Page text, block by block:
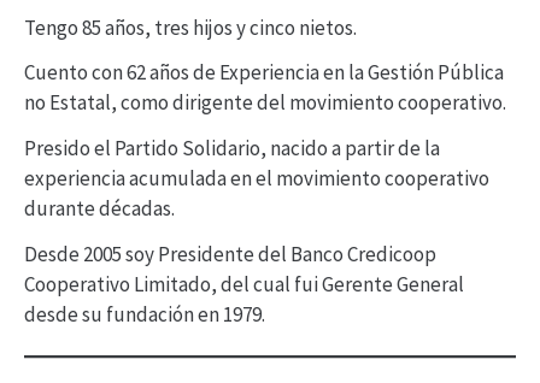
o
r
d
e
v
d
e
o
Tengo 85 años, tres hijos y cinco nietos.
Cuento con 62 años de Experiencia en la Gestión Pública
no Estatal, como dirigente del movimiento cooperativo.
Presido el Partido Solidario, nacido a partir de la
experiencia acumulada en el movimiento cooperativo
durante décadas.
Desde 2005 soy Presidente del Banco Credicoop
Cooperativo Limitado, del cual fui Gerente General
desde su fundación en 1979.